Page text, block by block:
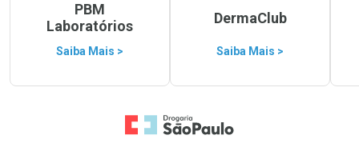
PBM
Laboratórios
Saiba Mais >
DermaClub
Saiba Mais >
Ir para a Home